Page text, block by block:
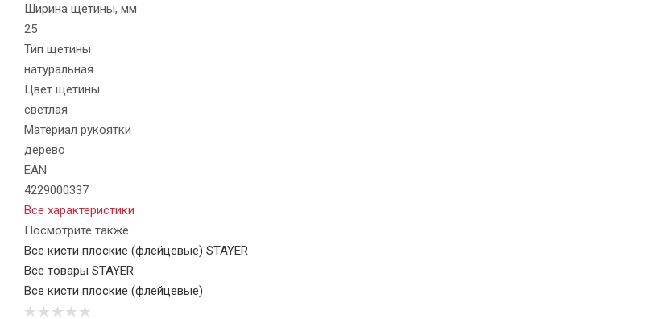
Ширина щетины, мм
25
Тип щетины
натуральная
Цвет щетины
светлая
Материал рукоятки
дерево
EAN
4229000337
Все характеристики
Посмотрите также
Все кисти плоские (флейцевые) STAYER
Все товары STAYER
Все кисти плоские (флейцевые)